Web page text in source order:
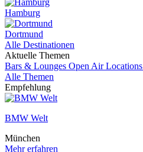
Hamburg
Dortmund
Alle Destinationen
Aktuelle Themen
Bars & Lounges Open Air Locations
Alle Themen
Empfehlung
BMW Welt
München
Mehr erfahren